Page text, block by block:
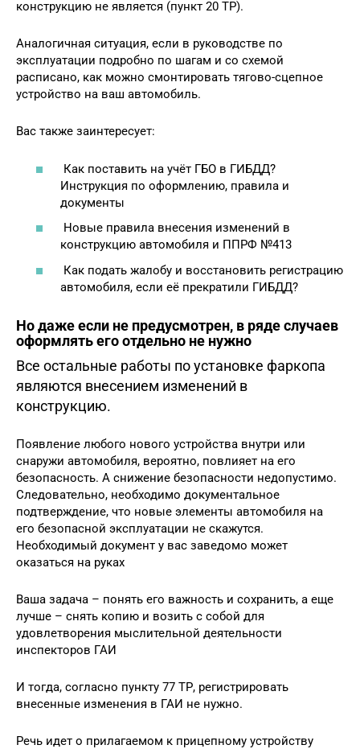
конструкцию не является (пункт 20 ТР).
Аналогичная ситуация, если в руководстве по
эксплуатации подробно по шагам и со схемой
расписано, как можно смонтировать тягово-сцепное
устройство на ваш автомобиль.
Вас также заинтересует:
Как поставить на учёт ГБО в ГИБДД?
Инструкция по оформлению, правила и
документы
Новые правила внесения изменений в
конструкцию автомобиля и ППРФ №413
Как подать жалобу и восстановить регистрацию
автомобиля, если её прекратили ГИБДД?
Но даже если не предусмотрен, в ряде случаев
оформлять его отдельно не нужно
Все остальные работы по установке фаркопа
являются внесением изменений в
конструкцию.
Появление любого нового устройства внутри или
снаружи автомобиля, вероятно, повлияет на его
безопасность. А снижение безопасности недопустимо.
Следовательно, необходимо документальное
подтверждение, что новые элементы автомобиля на
его безопасной эксплуатации не скажутся.
Необходимый документ у вас заведомо может
оказаться на руках
Ваша задача – понять его важность и сохранить, а еще
лучше – снять копию и возить с собой для
удовлетворения мыслительной деятельности
инспекторов ГАИ
И тогда, согласно пункту 77 ТР, регистрировать
внесенные изменения в ГАИ не нужно.
Речь идет о прилагаемом к прицепному устройству